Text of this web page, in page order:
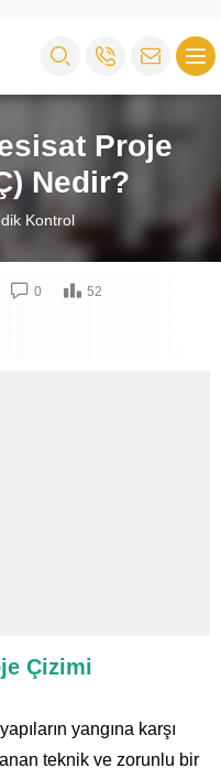
Proje
Nedir?
Kontrol
0 52
Çizimi
yangına karşı
teknik ve zorunlu bir